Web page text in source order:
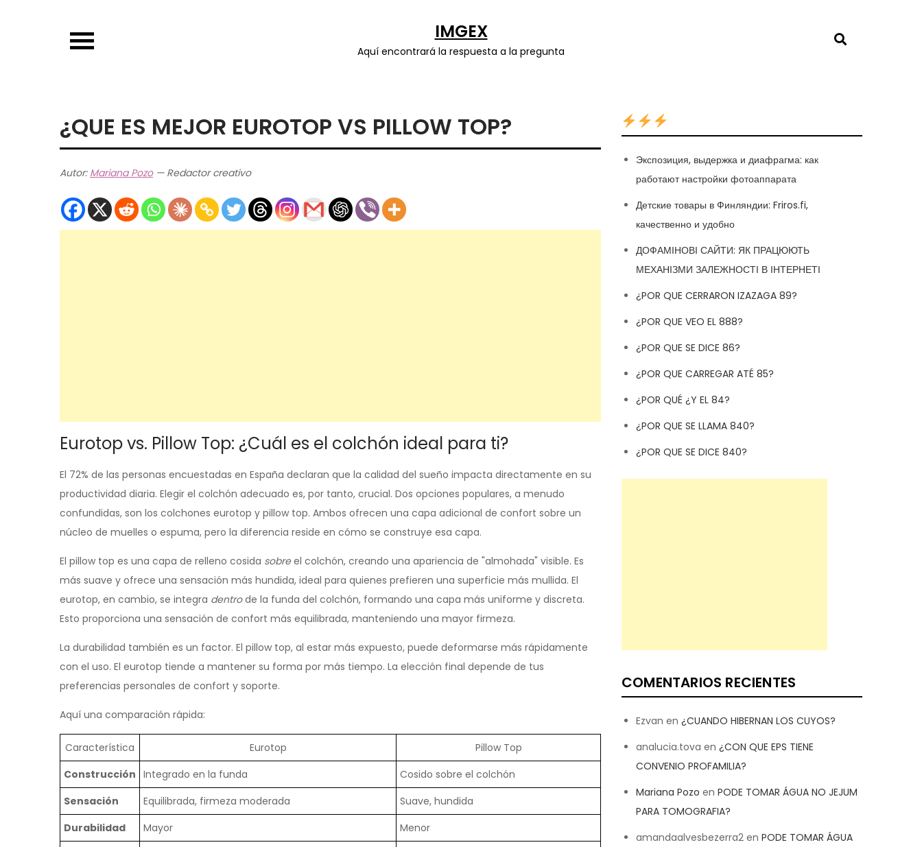
IMGEX
Aquí encontrará la respuesta a la pregunta
¿QUE ES MEJOR EUROTOP VS PILLOW TOP?
Autor: Mariana Pozo— Redactor creativo
Eurotop vs. Pillow Top: ¿Cuál es el colchón ideal para ti?
El 72% de las personas encuestadas en España declaran que la calidad del sueño impacta directamente en su
productividad diaria. Elegir el colchón adecuado es, por tanto, crucial. Dos opciones populares, a menudo
confundidas, son los colchones eurotop y pillow top. Ambos ofrecen una capa adicional de confort sobre un
núcleo de muelles o espuma, pero la diferencia reside en cómo se construye esa capa.
El pillow top es una capa de relleno cosida sobreel colchón, creando una apariencia de "almohada" visible. Es
más suave y ofrece una sensación más hundida, ideal para quienes prefieren una superficie más mullida. El
eurotop, en cambio, se integra dentrode la funda del colchón, formando una capa más uniforme y discreta.
Esto proporciona una sensación de confort más equilibrada, manteniendo una mayor firmeza.
La durabilidad también es un factor. El pillow top, al estar más expuesto, puede deformarse más rápidamente
con el uso. El eurotop tiende a mantener su forma por más tiempo. La elección final depende de tus
preferencias personales de confort y soporte.
Aquí una comparación rápida:
Característica Eurotop
Pillow Top
Construcción Integrado en la funda
Cosido sobre el colchón
Sensación
Equilibrada, firmeza moderada
Suave, hundida
Durabilidad
Mayor
Menor
Экспозиция, выдержка и диафрагма: как
работают настройки фотоаппарата
Детские товары в Финляндии: Friros.fi,
качественно и удобно
ДОФАМІНОВІ САЙТИ: ЯК ПРАЦЮЮТЬ
МЕХАНІЗМИ ЗАЛЕЖНОСТІ В ІНТЕРНЕТІ
¿POR QUE CERRARON IZAZAGA 89?
¿POR QUE VEO EL 888?
¿POR QUE SE DICE 86?
¿POR QUE CARREGAR ATÉ 85?
¿POR QUÉ ¿Y EL 84?
¿POR QUE SE LLAMA 840?
¿POR QUE SE DICE 840?
COMENTARIOS RECIENTES
Ezvan en ¿CUANDO HIBERNAN LOS CUYOS?
analucia.tova en ¿CON QUE EPS TIENE
CONVENIO PROFAMILIA?
Mariana Pozo en PODE TOMAR ÁGUA NO JEJUM
PARA TOMOGRAFIA?
amandaalvesbezerra2 en PODE TOMAR ÁGUA